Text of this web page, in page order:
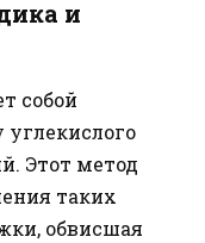
и
собой
Этот метод
таких
обвисшая